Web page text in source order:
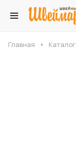
Главная Каталог